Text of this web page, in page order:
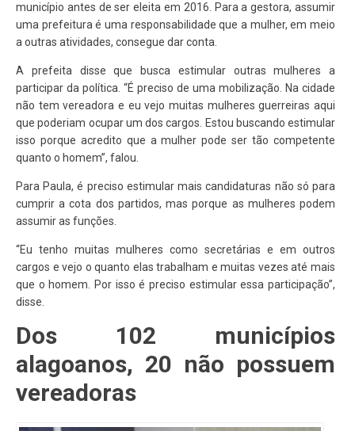
município antes de ser eleita em 2016. Para a gestora, assumir
uma prefeitura é uma responsabilidade que a mulher, em meio
a outras atividades, consegue dar conta.
A prefeita disse que busca estimular outras mulheres a
participar da política. “É preciso de uma mobilização. Na cidade
não tem vereadora e eu vejo muitas mulheres guerreiras aqui
que poderiam ocupar um dos cargos. Estou buscando estimular
isso porque acredito que a mulher pode ser tão competente
quanto o homem”, falou.
Para Paula, é preciso estimular mais candidaturas não só para
cumprir a cota dos partidos, mas porque as mulheres podem
assumir as funções.
“Eu tenho muitas mulheres como secretárias e em outros
cargos e vejo o quanto elas trabalham e muitas vezes até mais
que o homem. Por isso é preciso estimular essa participação”,
disse.
Dos 102 municípios
alagoanos, 20 não possuem
vereadoras